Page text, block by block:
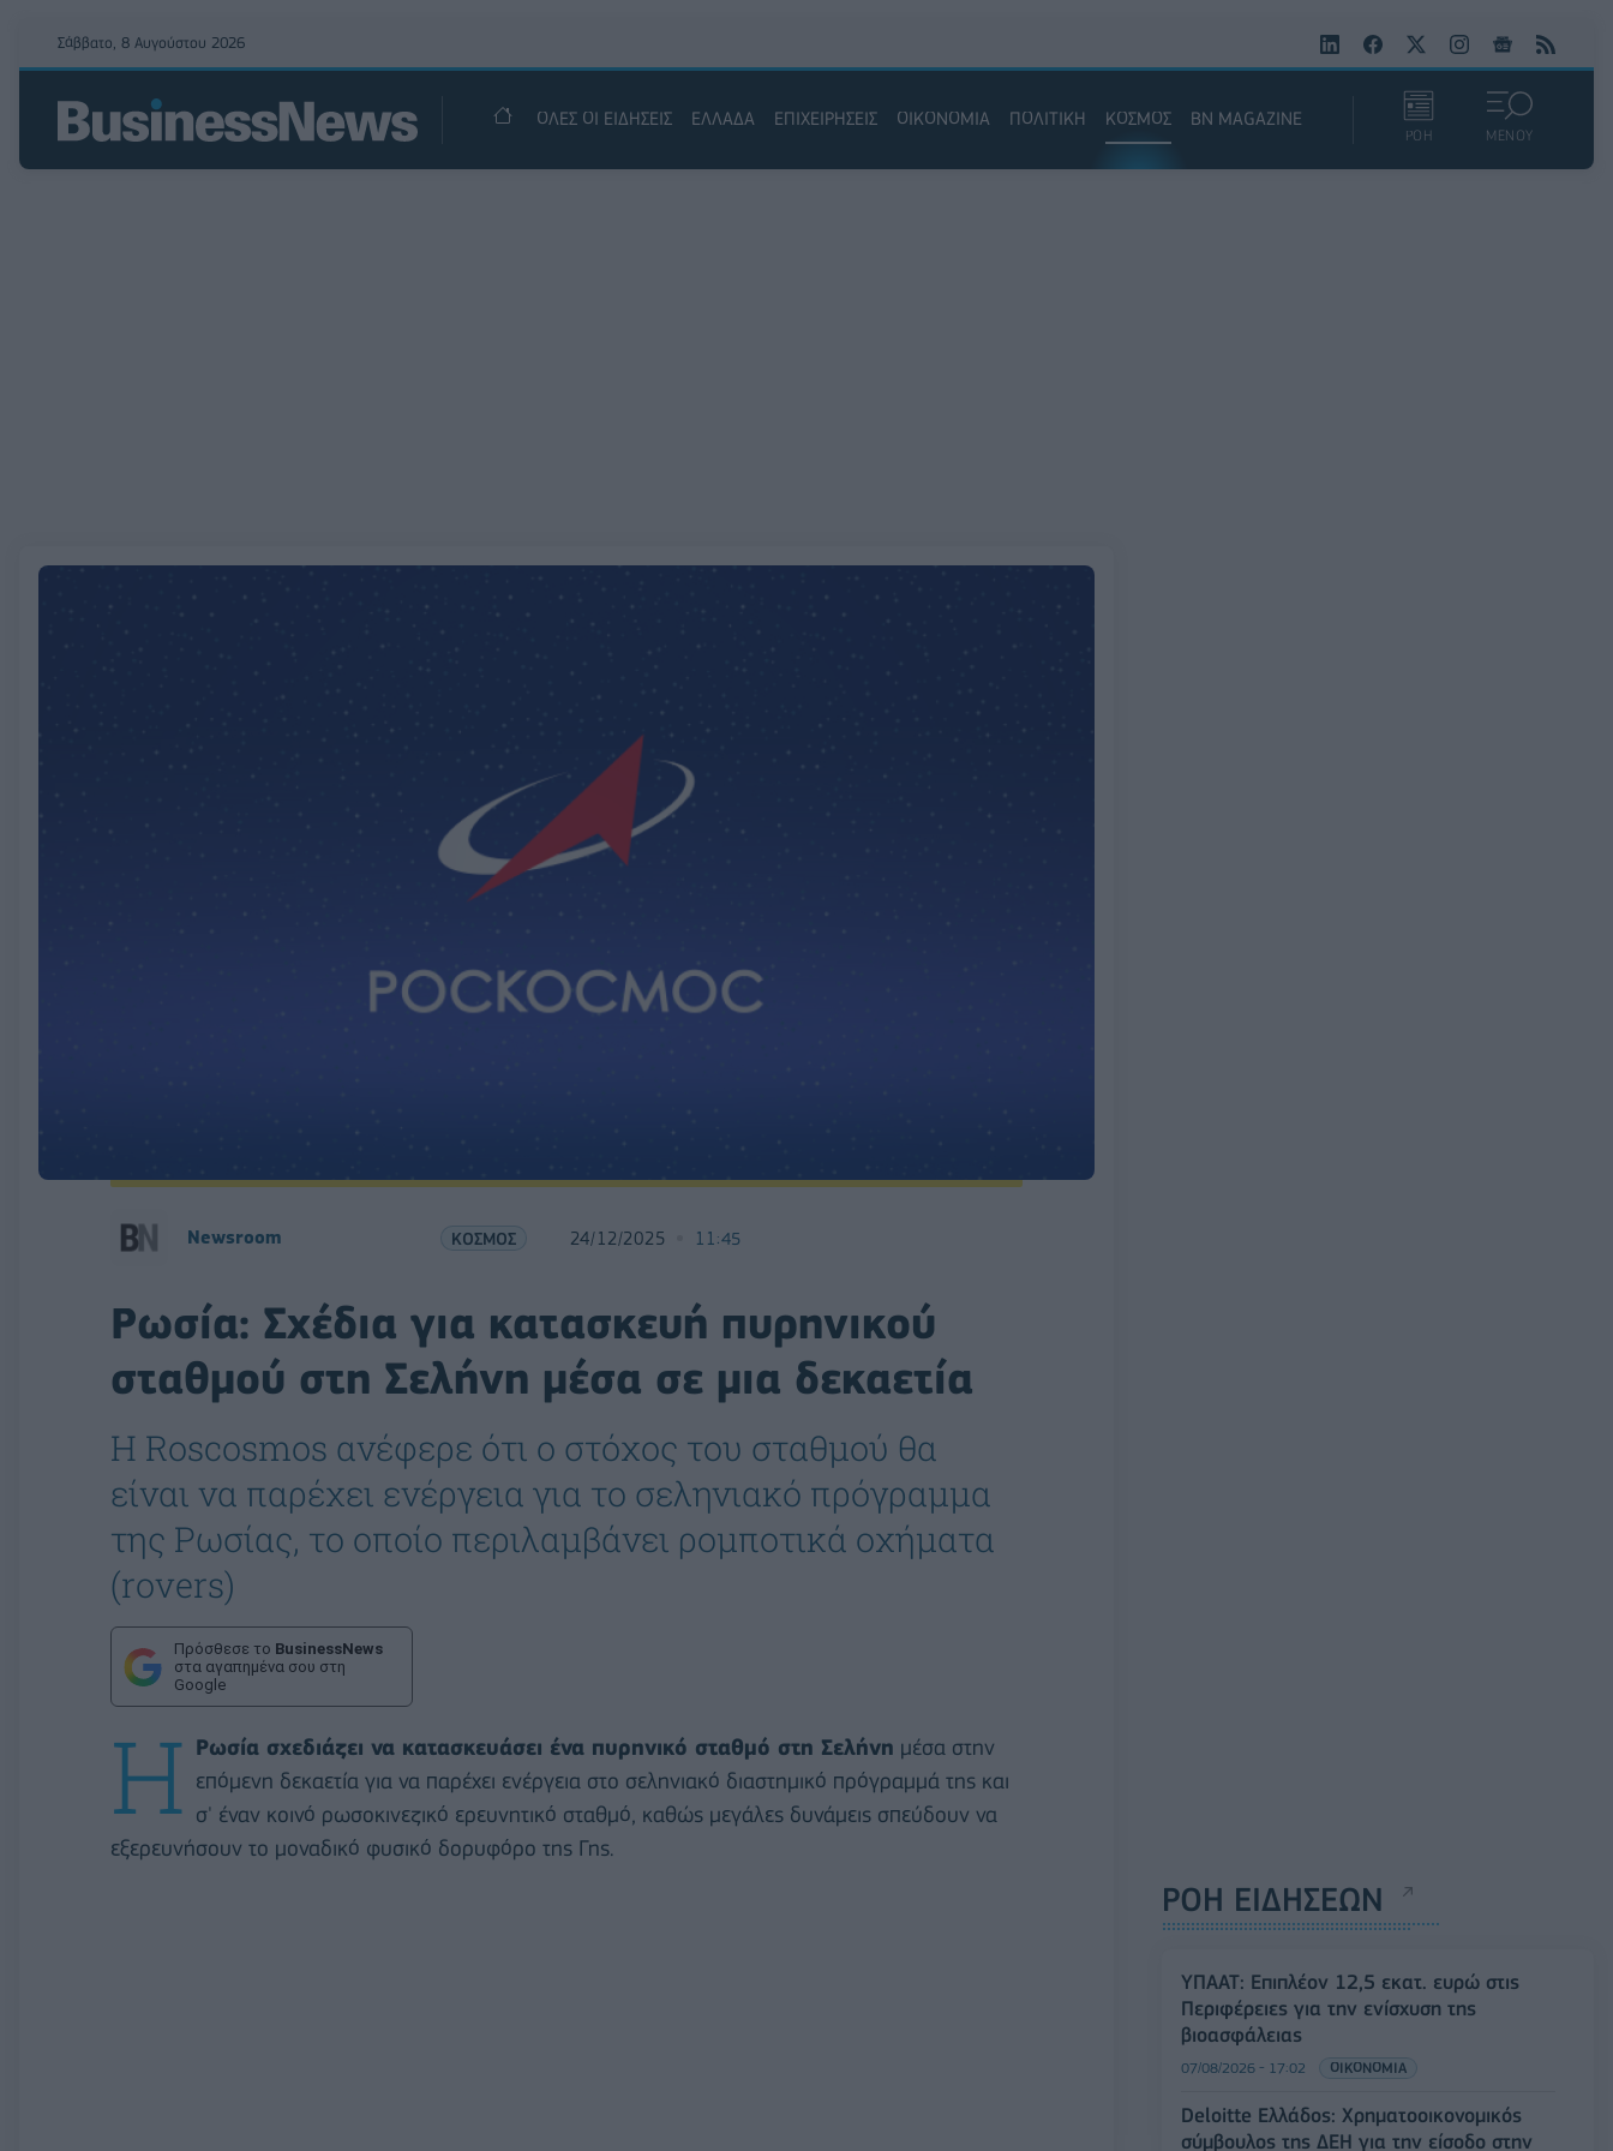
Σάββατο, 8 Αυγούστου 2026
ΟΛΕΣ ΟΙ ΕΙΔΗΣΕΙΣ ΕΛΛΑΔΑ ΕΠΙΧΕΙΡΗΣΕΙΣ ΟΙΚΟΝΟΜΙΑ ΠΟΛΙΤΙΚΗ ΚΟΣΜΟΣ BN MAGAZINE
ΡΟΗ ΜΕΝΟΥ
Newsroom ΚΟΣΜΟΣ 24/12/2025 11:45
Ρωσία: Σχέδια για κατασκευή πυρηνικού
σταθμού στη Σελήνη μέσα σε μια δεκαετία
Η Roscosmos ανέφερε ότι ο στόχος του σταθμού θα
είναι να παρέχει ενέργεια για το σεληνιακό πρόγραμμα
της Ρωσίας, το οποίο περιλαμβάνει ρομποτικά οχήματα
(rovers)
Πρόσθεσε το BusinessNews
στα αγαπημένα σου στη
Google
Η Ρωσία σχεδιάζει να κατασκευάσει ένα πυρηνικό σταθμό στη Σελήνη μέσα στην
επόμενη δεκαετία για να παρέχει ενέργεια στο σεληνιακό διαστημικό πρόγραμμά της και
σ' έναν κοινό ρωσοκινεζικό ερευνητικό σταθμό, καθώς μεγάλες δυνάμεις σπεύδουν να
εξερευνήσουν το μοναδικό φυσικό δορυφόρο της Γης.
ΡΟΗ ΕΙΔΗΣΕΩΝ
ΥΠΑΑΤ: Επιπλέον 12,5 εκατ. ευρώ στις
Περιφέρειες για την ενίσχυση της
βιοασφάλειας
07/08/2026 - 17:02 ΟΙΚΟΝΟΜΙΑ
Deloitte Ελλάδος: Χρηματοοικονομικός
σύμβουλος της ΔΕΗ για την είσοδο στην